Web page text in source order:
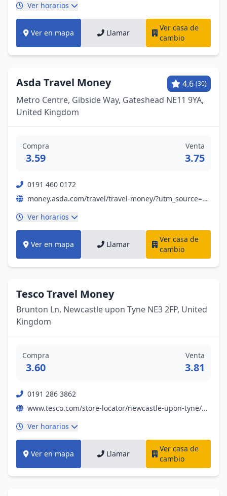
Ver horarios
Ver en mapa Llamar
Ver casa de
cambio
Asda Travel Money 4.6 (30)
Metro Centre, Gibside Way, Gateshead NE11 9YA,
United Kingdom
Compra
3.59
Venta
3.75
0191 460 0172
money.asda.com/travel/travel-money/?utm_source=yext&utm_medium=referral&utm_campaign=money_travel_money&utm_content=yext
Ver horarios
Ver en mapa Llamar
Ver casa de
cambio
Tesco Travel Money
Brunton Ln, Newcastle upon Tyne NE3 2FP, United
Kingdom
Compra
3.60
Venta
3.81
0191 286 3862
www.tesco.com/store-locator/newcastle-upon-tyne/brunton-ln/travel-money?sc_cmp=ref*yg*stc*2917&utm_source=yext_google&utm_campaign=local_travel_England&utm_medium=organic
Ver horarios
Ver en mapa Llamar
Ver casa de
cambio